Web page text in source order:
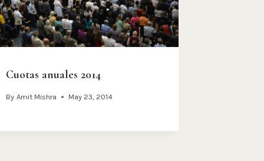
Cuotas anuales 2014
By Amit Mishra May 23, 2014